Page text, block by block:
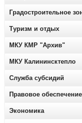
Градостроительное
Туризм и отдых
МКУ КМР "Архив"
МКУ Калининсктепло
Служба субсидий
Правовое обеспечение
Экономика